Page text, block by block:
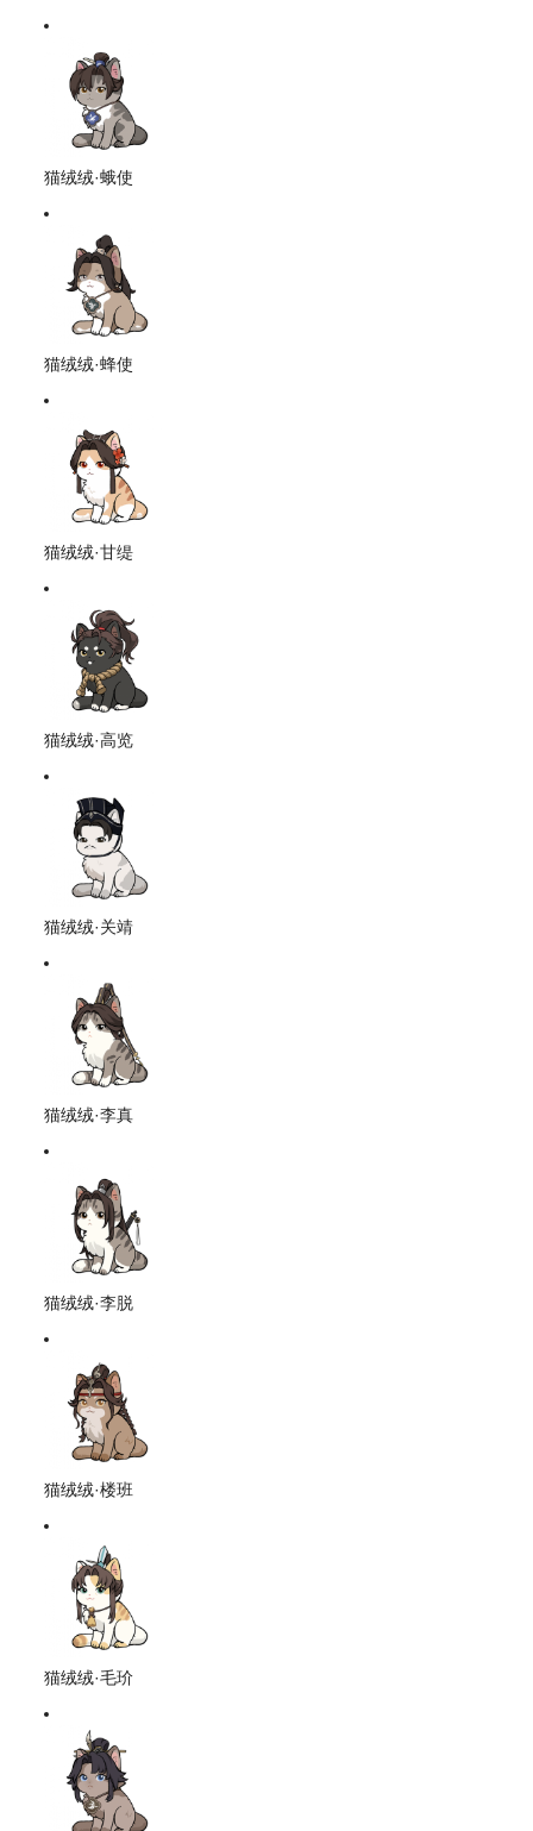
猫绒绒·蛾使
猫绒绒·蜂使
猫绒绒·甘缇
猫绒绒·高览
猫绒绒·关靖
猫绒绒·李真
猫绒绒·李脱
猫绒绒·楼班
猫绒绒·毛玠